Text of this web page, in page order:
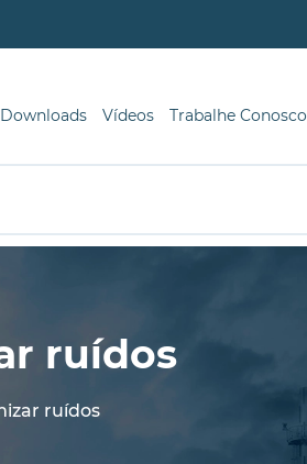
Downloads Vídeos Trabalhe Conosco
ruídos
ruídos